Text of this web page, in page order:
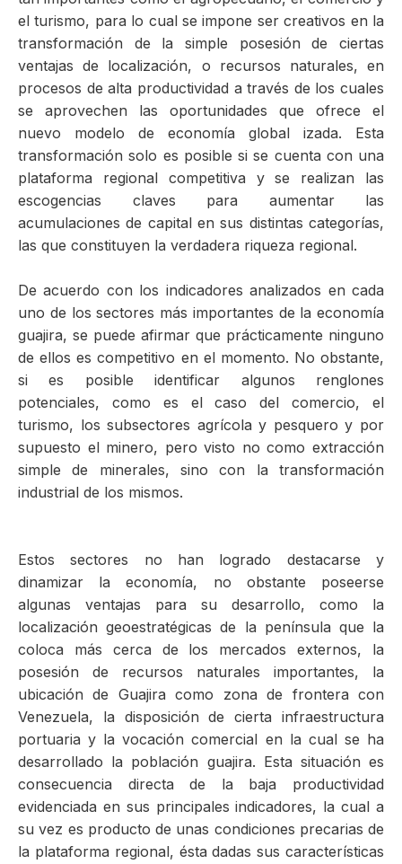
el turismo, para lo cual se impone ser creativos en la
transformación de la simple posesión de ciertas
ventajas de localización, o recursos naturales, en
procesos de alta productividad a través de los cuales
se aprovechen las oportunidades que ofrece el
nuevo modelo de economía global izada. Esta
transformación solo es posible si se cuenta con una
plataforma regional competitiva y se realizan las
escogencias claves para aumentar las
acumulaciones de capital en sus distintas categorías,
las que constituyen la verdadera riqueza regional.
De acuerdo con los indicadores analizados en cada
uno de los sectores más importantes de la economía
guajira, se puede afirmar que prácticamente ninguno
de ellos es competitivo en el momento. No obstante,
si es posible identificar algunos renglones
potenciales, como es el caso del comercio, el
turismo, los subsectores agrícola y pesquero y por
supuesto el minero, pero visto no como extracción
simple de minerales, sino con la transformación
industrial de los mismos.
Estos sectores no han logrado destacarse y
dinamizar la economía, no obstante poseerse
algunas ventajas para su desarrollo, como la
localización geoestratégicas de la península que la
coloca más cerca de los mercados externos, la
posesión de recursos naturales importantes, la
ubicación de Guajira como zona de frontera con
Venezuela, la disposición de cierta infraestructura
portuaria y la vocación comercial en la cual se ha
desarrollado la población guajira. Esta situación es
consecuencia directa de la baja productividad
evidenciada en sus principales indicadores, la cual a
su vez es producto de unas condiciones precarias de
la plataforma regional, ésta dadas sus características